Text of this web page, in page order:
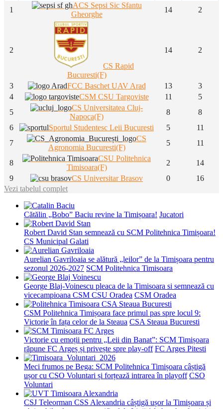
1
ACS Sepsi Sic Sfantu
Gheorghe
14 2
2
CS Rapid
Bucuresti(F)
14 2
3 FCC Baschet UAV Arad 13
3
4
CSM CSU Targoviste 11
5
5
CS Universitatea Cluj-
Napoca(F)
8
8
6
Sportul Studentesc Leii Bucuresti 5
11
7
CS
Agronomia Bucuresti(F)
5 11
8
CSU Politehnica
Timisoara(F)
2
14
9
CS Universitar Brasov 0
16
Vezi tabelul complet
Cătălin „Bobo” Baciu revine la Timișoara! Jucatori
Robert David Stan semnează cu SCM Politehnica Timișoara!
CS Municipal Galati
Aurelian Gavriloaia se alătură „leilor” de la Timișoara pentru
sezonul 2026-2027 SCM Politehnica Timisoara
George Blaj-Voinescu pleaca de la Timisoara si semnează cu
vicecampioana CSM CSU Oradea CSM Oradea
CSM Politehnica Timișoara face primul pas spre locul 9:
Victorie în fața celor de la Steaua CSA Steaua Bucuresti
Victorie cu emoții pentru „Leii din Banat”: SCM Timișoara
răpune FC Argeș și privește spre play-off FC Arges Pitesti
Meci frumos pe Bega: SCM Politehnica Timișoara câștigă
ușor cu CSO Voluntari și forțează intrarea în playoff CSO
Voluntari
CSJ Teleorman CSS Alexandria câștigă ușor la Timișoara și